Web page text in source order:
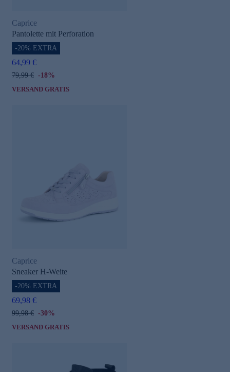
Caprice
Pantolette mit Perforation
-20% EXTRA
64,99 €
79,99 € -18%
VERSAND GRATIS
Caprice
Sneaker H-Weite
-20% EXTRA
69,98 €
99,98 € -30%
VERSAND GRATIS